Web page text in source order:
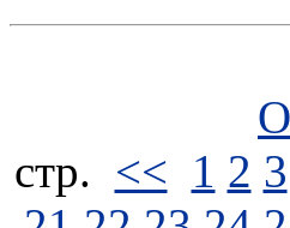
стp. << 1 2 3